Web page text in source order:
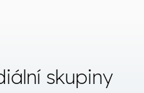
skupiny